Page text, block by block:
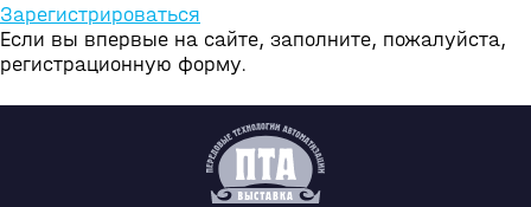
Зарегистрироваться
Если вы впервые на сайте, заполните, пожалуйста,
регистрационную форму.